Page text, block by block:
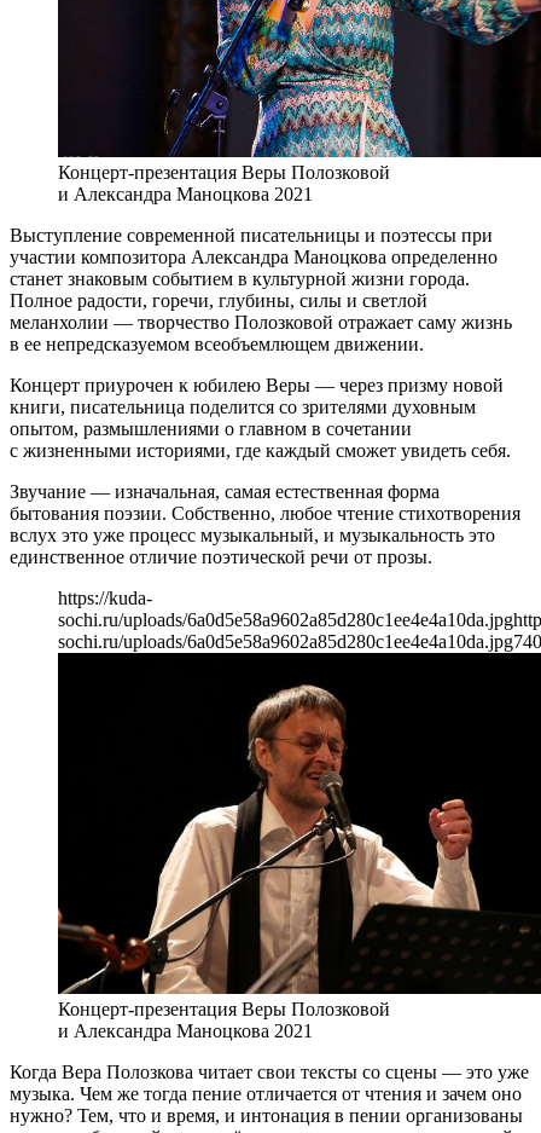
Концерт-презентация Веры Полозковой
и Александра Маноцкова 2021
Выступление современной писательницы и поэтессы при
участии композитора Александра Маноцкова определенно
станет знаковым событием в культурной жизни города.
Полное радости, горечи, глубины, силы и светлой
меланхолии — творчество Полозковой отражает саму жизнь
в ее непредсказуемом всеобъемлющем движении.
Концерт приурочен к юбилею Веры — через призму новой
книги, писательница поделится со зрителями духовным
опытом, размышлениями о главном в сочетании
с жизненными историями, где каждый сможет увидеть себя.
Звучание — изначальная, самая естественная форма
бытования поэзии. Собственно, любое чтение стихотворения
вслух это уже процесс музыкальный, и музыкальность это
единственное отличие поэтической речи от прозы.
https://kuda-
sochi.ru/uploads/6a0d5e58a9602a85d280c1ee4e4a10da.jpg
sochi.ru/uploads/6a0d5e58a9602a85d280c1ee4e4a10da.jpg740
Концерт-презентация Веры Полозковой
и Александра Маноцкова 2021
Когда Вера Полозкова читает свои тексты со сцены — это уже
музыка. Чем же тогда пение отличается от чтения и зачем оно
нужно? Тем, что и время, и интонация в пении организованы